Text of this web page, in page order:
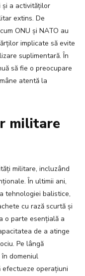
a activităților
extins. De
ONU și NATO au
implicate să evite
suplimentară. În
să fie o preocupare
atentă la
militare
militare, incluzând
În ultimii ani,
tehnologiei balistice,
cu rază scurtă și
o parte esențială a
de a atinge
Pe lângă
domeniul
operațiuni